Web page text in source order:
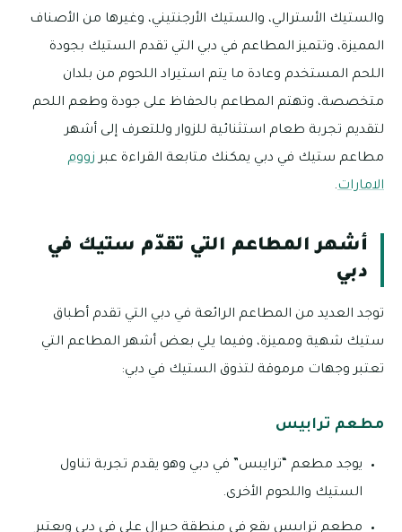
والستيك الأسترالي، والستيك الأرجنتيني، وغيرها من الأصناف
المميزة، وتتميز المطاعم في دبي التي تقدم الستيك بجودة
اللحم المستخدم وعادة ما يتم استيراد اللحوم من بلدان
متخصصة، وتهتم المطاعم بالحفاظ على جودة وطعم اللحم
لتقديم تجربة طعام استثنائية للزوار وللتعرف إلى أشهر
مطاعم ستيك في دبي يمكنك متابعة القراءة عبر زووم
الامارات.
أشهر المطاعم التي تقدّم ستيك في
دبي
توجد العديد من المطاعم الرائعة في دبي التي تقدم أطباق
ستيك شهية ومميزة، وفيما يلي بعض أشهر المطاعم التي
تعتبر وجهات مرموقة لتذوق الستيك في دبي:
مطعم ترابيس
يوجد مطعم “ترايبس” في دبي وهو يقدم تجربة تناول
الستيك واللحوم الأخرى.
مطعم ترايبس يقع في منطقة جبرال علي في دبي ويعتبر